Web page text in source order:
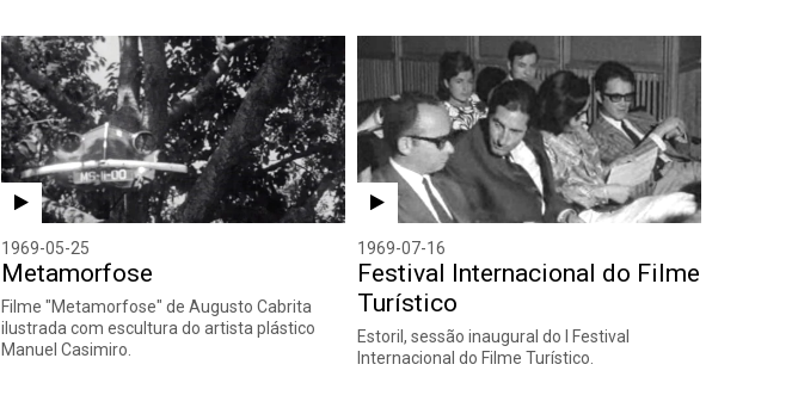
1969-05-25
Metamorfose
Filme "Metamorfose" de Augusto Cabrita
ilustrada com escultura do artista plástico
Manuel Casimiro.
1969-07-16
Festival Internacional do Filme
Turístico
Estoril, sessão inaugural do I Festival
Internacional do Filme Turístico.